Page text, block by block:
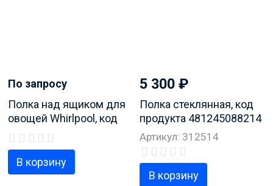
По запросу
Полка над ящиком для
овощей Whirlpool, код
продукта 481245088487
В корзину
5 300₽
Полка стеклянная, код
продукта 481245088214
Артикул: 312514
В корзину